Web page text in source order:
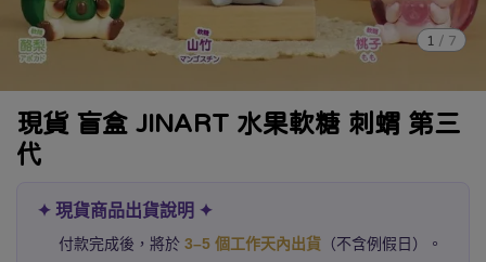
1 / 7
現貨 盲盒 JINART 水果軟糖 刺蝟 第三
代
✦ 現貨商品出貨說明 ✦
付款完成後，將於 3–5 個工作天內出貨 （不含例假日）。